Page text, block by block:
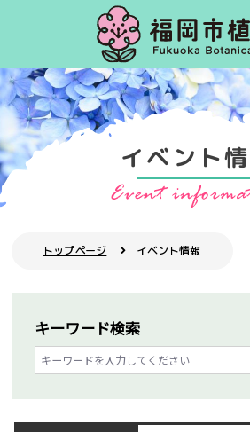
イベント
トップページ イベント情報
キーワード検索